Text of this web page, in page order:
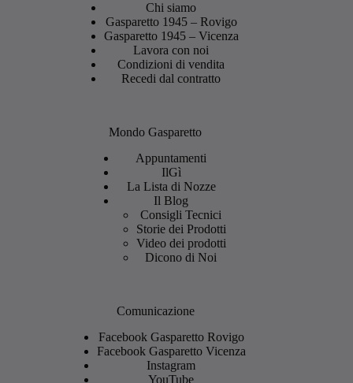
Chi siamo
Gasparetto 1945 – Rovigo
Gasparetto 1945 – Vicenza
Lavora con noi
Condizioni di vendita
Recedi dal contratto
Mondo Gasparetto
Appuntamenti
IlGì
La Lista di Nozze
Il Blog
Consigli Tecnici
Storie dei Prodotti
Video dei prodotti
Dicono di Noi
Comunicazione
Facebook Gasparetto Rovigo
Facebook Gasparetto Vicenza
Instagram
YouTube